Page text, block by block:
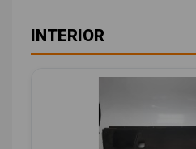
INTERIOR